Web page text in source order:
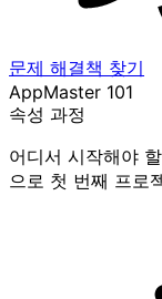
문제 해결책 찾기
AppMaster 101
속성 과정
어디서 시작해야
으로 첫 번째 프로